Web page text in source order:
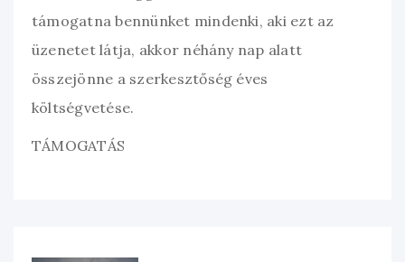
támogatna bennünket mindenki, aki ezt az
üzenetet látja, akkor néhány nap alatt
összejönne a szerkesztőség éves
költségvetése.
TÁMOGATÁS